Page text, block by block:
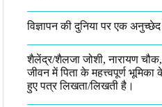
विज्ञापन की दुनिया पर एक
शैलेंद्र/शैलजा जोशी, नारायण
जीवन में पिता के महत्त्वपूर्ण
हुए पत्र लिखता/लिखती है।​